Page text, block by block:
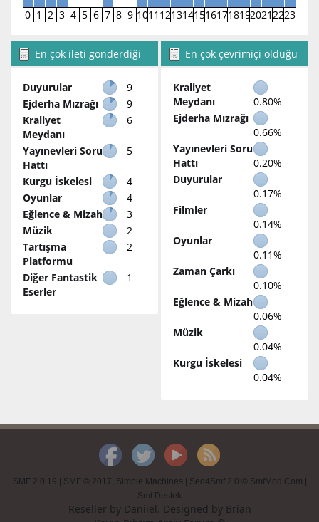
0 1 2 3 4 5 6 7 8 9 1011 12131415161718192021 2223
En çok ileti gönderdiği
Duyurular
9
Ejderha Mızrağı
9
Kraliyet
Meydanı
6
Yayınevleri Soru
Hattı
5
Kurgu İskelesi
4
Oyunlar
4
Eğlence & Mizah
3
Müzik
2
Tartışma
Platformu
2
Diğer Fantastik
Eserler
1
En çok çevrimiçi olduğu
Kraliyet
Meydanı
0.80%
Ejderha Mızrağı
0.66%
Yayınevleri Soru
Hattı
0.20%
Duyurular
0.17%
Filmler
0.14%
Oyunlar
0.11%
Zaman Çarkı
0.10%
Eğlence & Mizah
0.06%
Müzik
0.04%
Kurgu İskelesi
0.04%
SMF 2.0.19 SMF © 2017, Simple Machines Seo4Smf 2.0 © SmfMod.Com
Smf Destek
Reseller by Daniiel. Designed by Brian